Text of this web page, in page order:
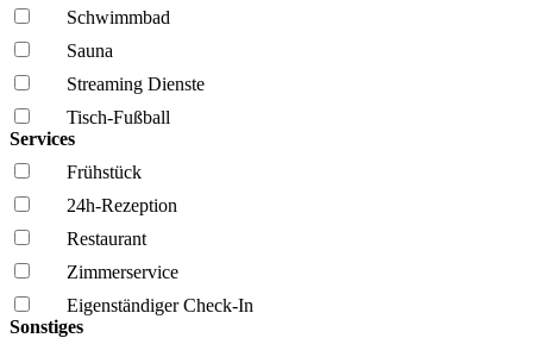
Schwimmbad
Sauna
Streaming Dienste
Tisch-Fußball
Services
Frühstück
24h-Rezeption
Restaurant
Zimmerservice
Eigenständiger Check-In
Sonstiges